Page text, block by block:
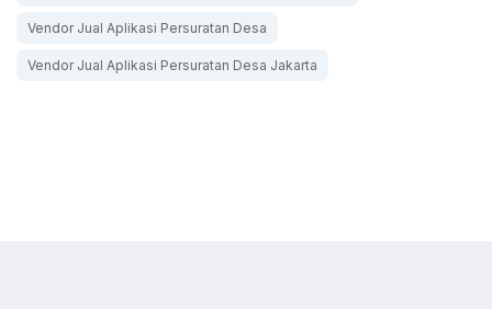
Vendor Jual Aplikasi Persuratan Desa
Vendor Jual Aplikasi Persuratan Desa Jakarta